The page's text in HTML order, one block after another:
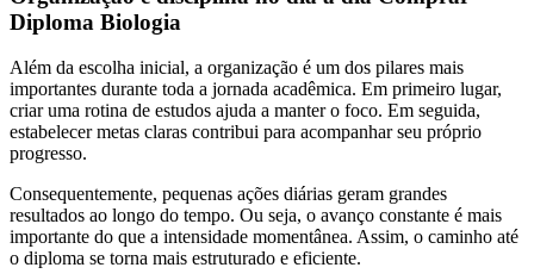
Diploma Biologia
Além da escolha inicial, a organização é um dos pilares mais
importantes durante toda a jornada acadêmica. Em primeiro lugar,
criar uma rotina de estudos ajuda a manter o foco. Em seguida,
estabelecer metas claras contribui para acompanhar seu próprio
progresso.
Consequentemente, pequenas ações diárias geram grandes
resultados ao longo do tempo. Ou seja, o avanço constante é mais
importante do que a intensidade momentânea. Assim, o caminho até
o diploma se torna mais estruturado e eficiente.